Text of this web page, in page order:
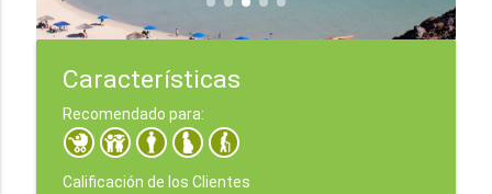
Características
Recomendado para:
Calificación de los Clientes